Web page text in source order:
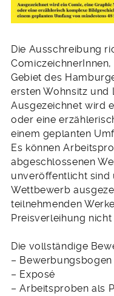
Die Ausschreibung
Gebiet des
ersten Wohnsitz und
Ausgezeichnet wird
oder eine
einem geplanten
Es können
abgeschlossenen
unveröffentlicht sind
Wettbewerb
teilnehmenden
Preisverleihung
Die vollständige
– Bewerbungsbogen
– Exposé
– Arbeitsproben als